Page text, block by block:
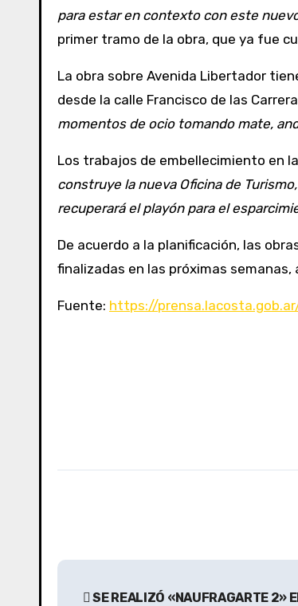
para estar en contexto con este
primer tramo de la obra, que ya fue
La obra sobre Avenida Libertador
desde la calle Francisco de las
momentos de ocio tomando mate,
Los trabajos de embellecimiento en
construye la nueva Oficina de
recuperará el playón para el
De acuerdo a la planificación, las
finalizadas en las próximas
Fuente: https://
N
SE REALIZÓ «NAUFRAGARTE 2»